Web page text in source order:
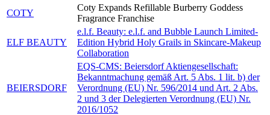
COTY
Coty Expands Refillable Burberry Goddess
Fragrance Franchise
ELF BEAUTY
e.l.f. Beauty: e.l.f. and Bubble Launch Limited-
Edition Hybrid Holy Grails in Skincare-Makeup
Collaboration
BEIERSDORF
EQS-CMS: Beiersdorf Aktiengesellschaft:
Bekanntmachung gemäß Art. 5 Abs. 1 lit. b) der
Verordnung (EU) Nr. 596/2014 und Art. 2 Abs.
2 und 3 der Delegierten Verordnung (EU) Nr.
2016/1052